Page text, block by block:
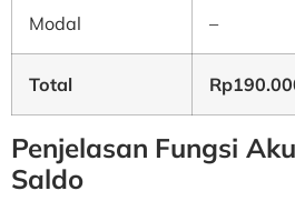
Modal –
Total
Penjelasan Fungsi
Saldo